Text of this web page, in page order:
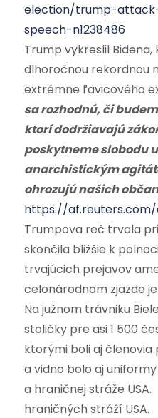
election/trump-
speech-n1238486
Trump vykreslil
dlhoročnou rekordnou
extrémne ľavicového
sa rozhodnú, či
ktorí dodržiavajú
poskytneme slobodu
anarchistickým
ohrozujú našich
https://af.reuters.com/
Trumpova reč trvala
skončila bližšie k
trvajúcich prejavov
celonárodnom zjazde
Na južnom trávniku
stoličky pre asi 1 500
ktorými boli aj
a vidno bolo aj
a hraničnej stráže USA.
hraničných stráží USA.